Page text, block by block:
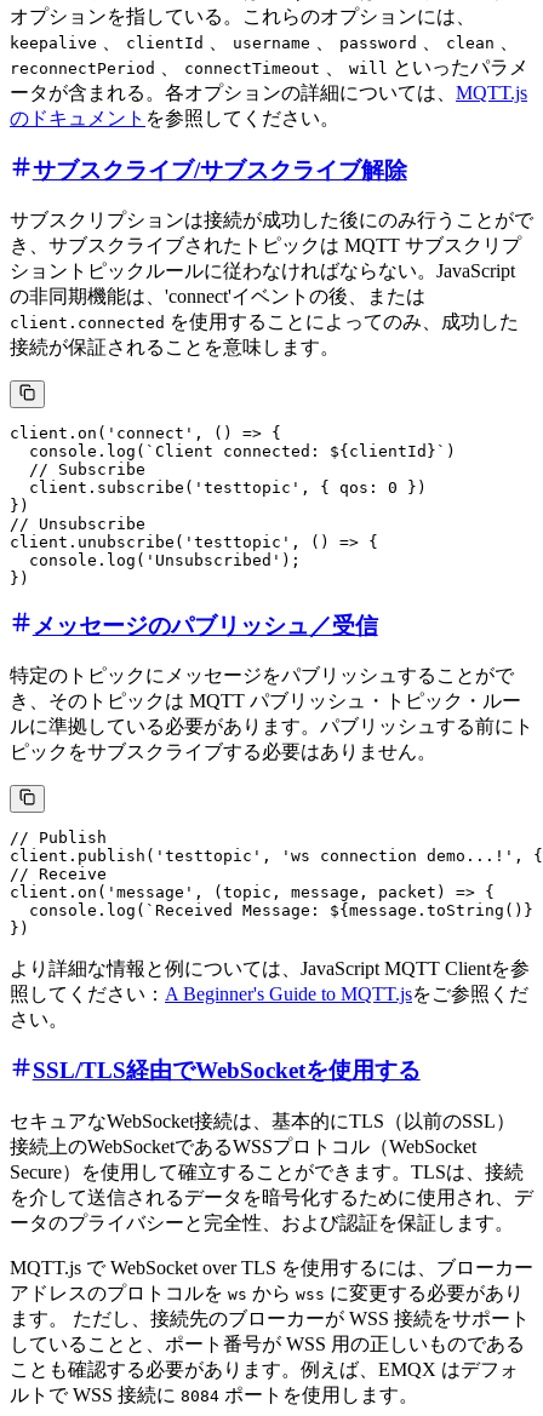
オプションを指している。これらのオプションには、
keepalive clientId username password clean
reconnectPeriod connectTimeout will といったパラメ
ータが含まれる。各オプションの詳細については、 MQTT.js
のドキュメント を参照してください。
サブスクライブ/サブスクライブ解除
サブスクリプションは接続が成功した後にのみ行うことがで
き、サブスクライブされたトピックは MQTT サブスクリプ
ショントピックルールに従わなければならない。JavaScript
の非同期機能は、'connect'イベントの後、または
client.connected を使用することによってのみ、成功した
接続が保証されることを意味します。
client.on('connect', () => {
  console.log(`Client connected: ${clientId}`)
  // Subscribe
  client.subscribe('testtopic', { qos: 0 })
})
// Unsubscribe
client.unubscribe('testtopic', () => {
  console.log('Unsubscribed');
メッセージのパブリッシュ ／受信
特定のトピックにメッセージをパブリッシュすることがで
き、そのトピックは MQTT パブリッシュ・トピック・ルー
ルに準拠している必要があります。パブリッシュする前にト
ピックをサブスクライブする必要はありません。
// Publish
client.publish('testtopic', 'ws connection
// Receive
client.on('message', (topic, message, packet) => {
console.log(`Received Message: ${message.toString()}
より詳細な情報と例については、JavaScript MQTT Clientを参
照してください： A Beginner's Guide to MQTT.jsをご参照くだ
さい。
SSL/TLS経由でWebSocketを使用する
セキュアなWebSocket接続は、基本的にTLS（以前のSSL）
接続上のWebSocketであるWSSプロトコル（WebSocket
Secure）を使用して確立することができます。TLSは、接続
を介して送信されるデータを暗号化するために使用され、デ
ータのプライバシーと完全性、および認証を保証します。
MQTT.js で WebSocket over TLS を使用するには、ブローカー
アドレスのプロトコルを ws から wss に変更する必要があり
ます。 ただし、接続先のブローカーが WSS 接続をサポート
していることと、ポート番号が WSS 用の正しいものである
ことも確認する必要があります。例えば、EMQX はデフォ
ルトで WSS 接続に 8084 ポートを使用します。